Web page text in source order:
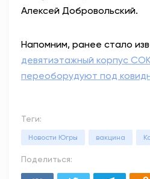
Алексей Добровольский.
Напомним, ранее стало
девятиэтажный корпус
переоборудуют под
Теги:
Новости Югры вакцина
Поделиться: